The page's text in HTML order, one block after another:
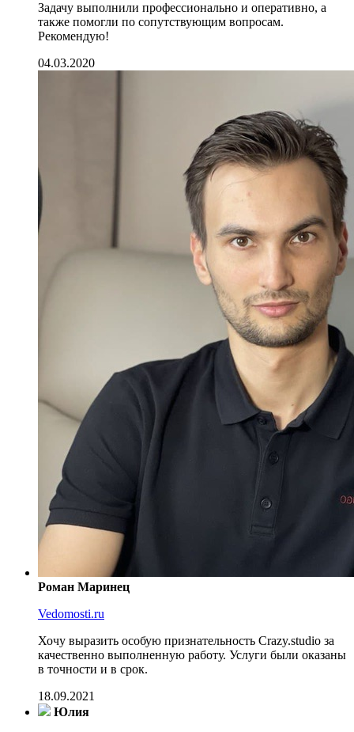
Задачу выполнили профессионально и оперативно, а
также помогли по сопутствующим вопросам.
Рекомендую!
04.03.2020
Роман Маринец
Vedomosti.ru
Хочу выразить особую признательность Crazy.studio за
качественно выполненную работу. Услуги были оказаны
в точности и в срок.
18.09.2021
Юлия